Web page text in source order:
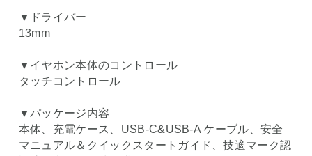
▼ドライバー
13mm
▼イヤホン本体のコントロール
タッチコントロール
▼パッケージ内容
本体、充電ケース、USB-C&USB-A ケーブル、安全
マニュアル＆クイックスタートガイド、技適マーク認